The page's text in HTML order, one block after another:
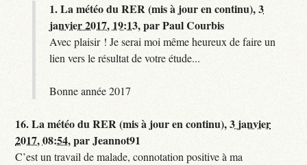
1.La météo du RER (mis à jour en continu),3
janvier 2017, 19:13,parPaul Courbis
Avec plaisir ! Je serai moi même heureux de faire un
lien vers le résultat de votre étude...
Bonne année 2017
16.La météo du RER (mis à jour en continu),3 janvier
2017, 08:54,parJeannot91
C’est un travail de malade, connotation positive à ma